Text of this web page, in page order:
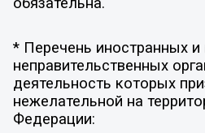
* Перечень иностранных
неправительственных
деятельность которых
нежелательной на
Федерации: